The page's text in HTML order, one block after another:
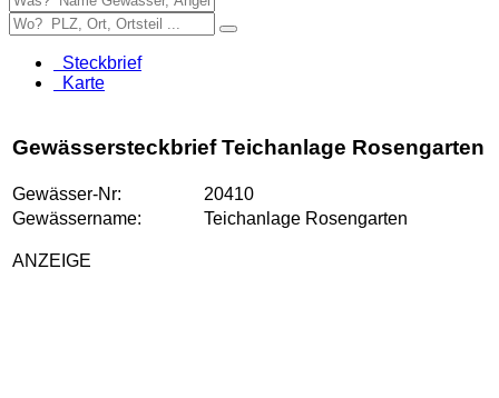
Steckbrief
Karte
Gewässersteckbrief Teichanlage Rosengarten
Gewässer-Nr:
20410
Gewässername:
Teichanlage Rosengarten
ANZEIGE